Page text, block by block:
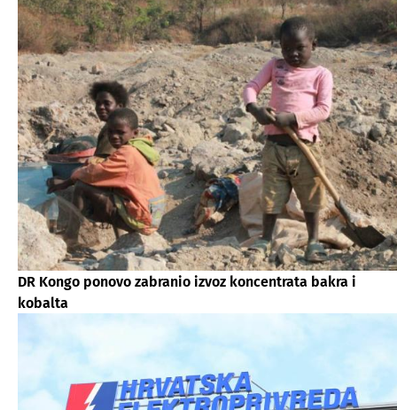
DR Kongo ponovo zabranio izvoz koncentrata bakra i
kobalta